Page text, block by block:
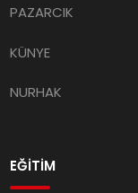
PAZARCIK
KÜNYE
NURHAK
EĞİTİM